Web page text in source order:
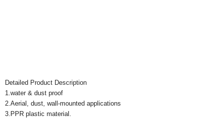
Detailed Product Description
1.water & dust proof
2.Aerial, dust, wall-mounted applications
3.PPR plastic material.